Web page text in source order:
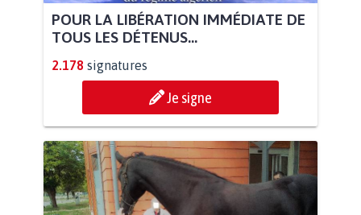
POUR LA LIBÉRATION IMMÉDIATE DE
TOUS LES DÉTENUS...
2.178 signatures
Je signe